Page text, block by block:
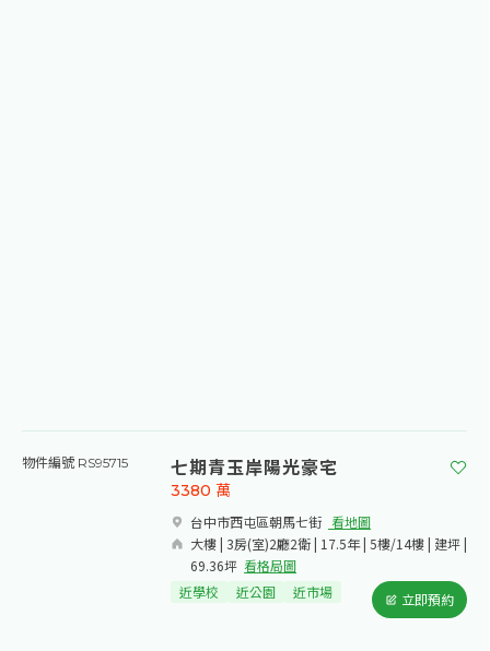
物件編號 RS95715 七期青玉岸陽光豪宅
台中市西屯區朝馬七街​ 看地圖
大樓 | 3房(室)2廳2衛 | 17.5年 | 5樓/14樓 | 建坪 |
69.36坪 看格局圖
3380 萬
近學校 近公園 近市場 立即預約